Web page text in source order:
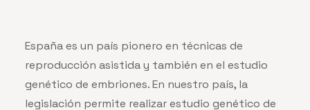
SEARCH
España es un país pionero en técnicas de
reproducción asistida y también en el estudio
genético de embriones. En nuestro país, la
legislación permite realizar estudio genético de